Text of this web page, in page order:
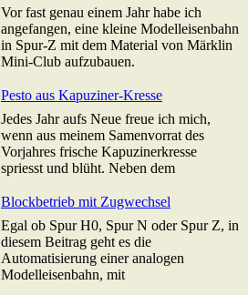
Vor fast genau einem Jahr habe ich
angefangen, eine kleine Modelleisenbahn
in Spur-Z mit dem Material von Märklin
Mini-Club aufzubauen.
Pesto aus Kapuziner-Kresse
Jedes Jahr aufs Neue freue ich mich,
wenn aus meinem Samenvorrat des
Vorjahres frische Kapuzinerkresse
spriesst und blüht. Neben dem
Blockbetrieb mit Zugwechsel
Egal ob Spur H0, Spur N oder Spur Z, in
diesem Beitrag geht es die
Automatisierung einer analogen
Modelleisenbahn, mit